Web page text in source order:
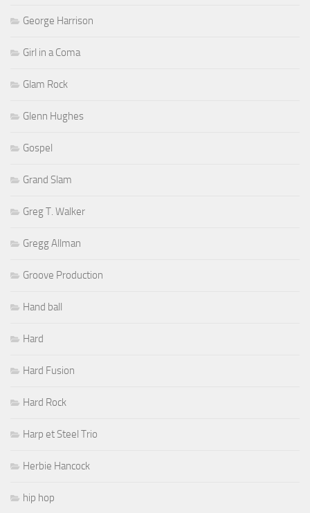
George Harrison
Girl in a Coma
Glam Rock
Glenn Hughes
Gospel
Grand Slam
Greg T. Walker
Gregg Allman
Groove Production
Hand ball
Hard
Hard Fusion
Hard Rock
Harp et Steel Trio
Herbie Hancock
hip hop